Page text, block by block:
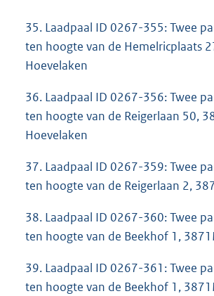
35. Laadpaal ID 0267-355: Twee
ten hoogte van de Hemelricplaats
Hoevelaken
36. Laadpaal ID 0267-356: Twee
ten hoogte van de Reigerlaan 50,
Hoevelaken
37. Laadpaal ID 0267-359: Twee
ten hoogte van de Reigerlaan 2,
38. Laadpaal ID 0267-360: Twee
ten hoogte van de Beekhof 1,
39. Laadpaal ID 0267-361: Twee
ten hoogte van de Beekhof 1,